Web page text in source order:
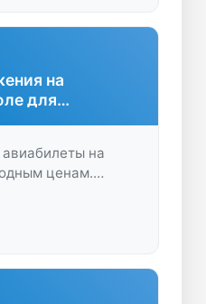
на
для
авиабилеты на
ценам.
на
отпуск без
удобный